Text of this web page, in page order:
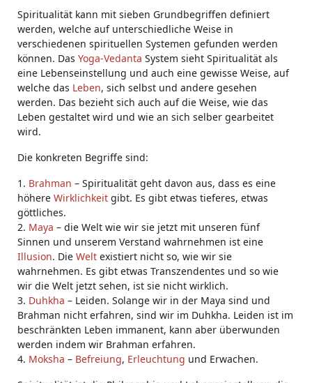
Spiritualität kann mit sieben Grundbegriffen definiert
werden, welche auf unterschiedliche Weise in
verschiedenen spirituellen Systemen gefunden werden
können. Das Yoga-Vedanta System sieht Spiritualität als
eine Lebenseinstellung und auch eine gewisse Weise, auf
welche das Leben, sich selbst und andere gesehen
werden. Das bezieht sich auch auf die Weise, wie das
Leben gestaltet wird und wie an sich selber gearbeitet
wird.
Die konkreten Begriffe sind:
1. Brahman – Spiritualität geht davon aus, dass es eine
höhere Wirklichkeit gibt. Es gibt etwas tieferes, etwas
göttliches.
2. Maya – die Welt wie wir sie jetzt mit unseren fünf
Sinnen und unserem Verstand wahrnehmen ist eine
Illusion. Die Welt existiert nicht so, wie wir sie
wahrnehmen. Es gibt etwas Transzendentes und so wie
wir die Welt jetzt sehen, ist sie nicht wirklich.
3. Duhkha – Leiden. Solange wir in der Maya sind und
Brahman nicht erfahren, sind wir im Duhkha. Leiden ist im
beschränkten Leben immanent, kann aber überwunden
werden indem wir Brahman erfahren.
4. Moksha – Befreiung, Erleuchtung und Erwachen.